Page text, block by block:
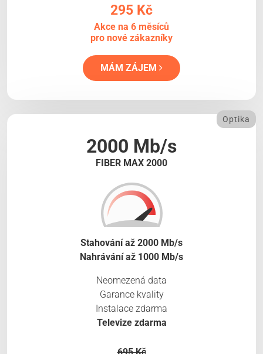
295 Kč
Akce na 6 měsíců
pro nové zákazníky
MÁM ZÁJEM
2000 Mb/s
FIBER MAX 2000
Optika
Stahování až 2000 Mb/s
Nahrávání až 1000 Mb/s
Neomezená data
Garance kvality
Instalace zdarma
Televize zdarma